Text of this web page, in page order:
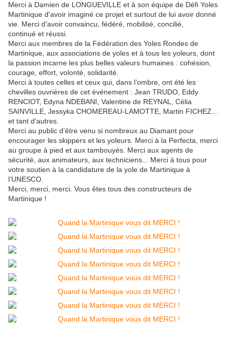
Merci à Damien de LONGUEVILLE et à son équipe de Défi Yoles
Martinique d'avoir imaginé ce projet et surtout de lui avoir donné
vie. Merci d’avoir convaincu, fédéré, mobilisé, concilié,
continué et réussi.
Merci aux membres de la Fédération des Yoles Rondes de
Martinique, aux associations de yoles et à tous les yoleurs, dont
la passion incarne les plus belles valeurs humaines : cohésion,
courage, effort, volonté, solidarité.
Merci à toutes celles et ceux qui, dans l’ombre, ont été les
chevilles ouvrières de cet événement : Jean TRUDO, Eddy
RENCIOT, Edyna NDEBANI, Valentine de REYNAL, Célia
SAINVILLE, Jessyka CHOMEREAU-LAMOTTE, Martin FICHEZ…
et tant d’autres.
Merci au public d’être venu si nombreux au Diamant pour
encourager les skippers et les yoleurs. Merci à la Perfecta, merci
au groupe à pied et aux tambouyés. Merci aux agents de
sécurité, aux animateurs, aux techniciens... Merci à tous pour
votre soutien à la candidature de la yole de Martinique à
l’UNESCO.
Merci, merci, merci. Vous êtes tous des constructeurs de
Martinique !